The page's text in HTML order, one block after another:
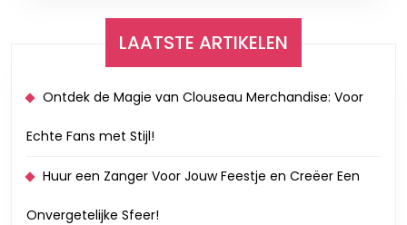
LAATSTE ARTIKELEN
Ontdek de Magie van Clouseau Merchandise: Voor
Echte Fans met Stijl!
Huur een Zanger Voor Jouw Feestje en Creëer Een
Onvergetelijke Sfeer!